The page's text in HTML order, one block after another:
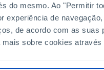
do mesmo. Ao "Permitir
experiência de
de acordo com as suas
mais sobre cookies